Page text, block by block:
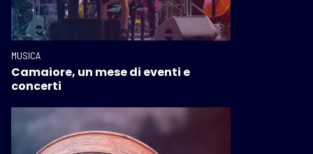
MUSICA
Camaiore, un mese di eventi e
concerti